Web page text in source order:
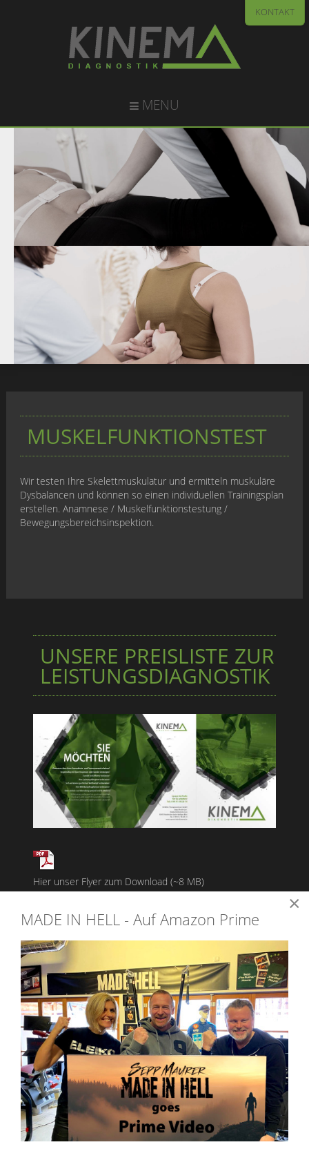
KONTAKT
MENU
MUSKELFUNKTIONSTEST
Wir testen Ihre Skelettmuskulatur und ermitteln muskuläre
Dysbalancen und können so einen individuellen Trainingsplan
erstellen. Anamnese / Muskelfunktionstestung /
Bewegungsbereichsinspektion.
UNSERE PREISLISTE ZUR
LEISTUNGSDIAGNOSTIK
Hier unser Flyer zum Download (~8 MB)
Adobe Acrobat ist ein plattformunabhängiges
Dokumentenformat. Es basiert auf Postscript und hat
deshalb eine sehr gute Wiedergabequalität. Zum
anzeigen benötigen Sie die kostenlos erhältliche
Software Acrobat Reader. (Link)
×
MADE IN HELL - Auf Amazon Prime